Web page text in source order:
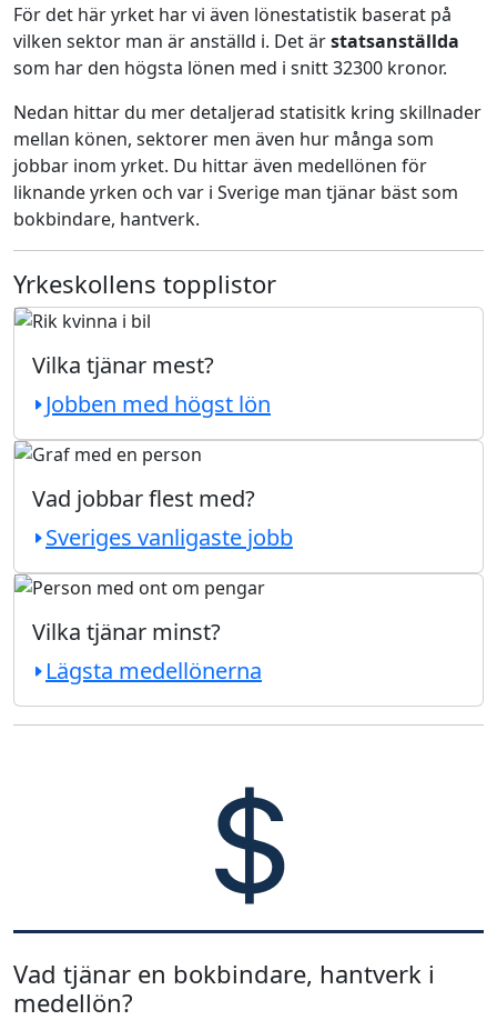
För det här yrket har vi även lönestatistik baserat på
vilken sektor man är anställd i. Det ärstatsanställda
som har den högsta lönen med i snitt 32300 kronor.
Nedan hittar du mer detaljerad statisitk kring skillnader
mellan könen, sektorer men även hur många som
jobbar inom yrket. Du hittar även medellönen för
liknande yrken och var i Sverige man tjänar bäst som
bokbindare, hantverk.
Yrkeskollens topplistor
Vilka tjänar mest?
Jobben med högst lön
Vad jobbar flest med?
Sveriges vanligaste jobb
Vilka tjänar minst?
Lägsta medellönerna
Vad tjänar en bokbindare, hantverk i
medellön?